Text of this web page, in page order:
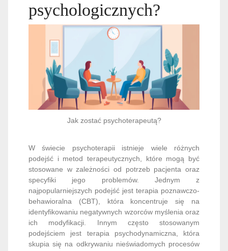
psychologicznych?
Jak zostać psychoterapeutą?
W świecie psychoterapii istnieje wiele różnych
podejść i metod terapeutycznych, które mogą być
stosowane w zależności od potrzeb pacjenta oraz
specyfiki jego problemów. Jednym z
najpopularniejszych podejść jest terapia poznawczo-
behawioralna (CBT), która koncentruje się na
identyfikowaniu negatywnych wzorców myślenia oraz
ich modyfikacji. Innym często stosowanym
podejściem jest terapia psychodynamiczna, która
skupia się na odkrywaniu nieświadomych procesów